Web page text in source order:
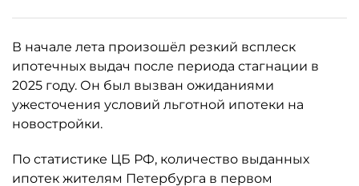
В начале лета произошёл резкий всплеск
ипотечных выдач после периода стагнации в
2025 году. Он был вызван ожиданиями
ужесточения условий льготной ипотеки на
новостройки.
По статистике ЦБ РФ, количество выданных
ипотек жителям Петербурга в первом